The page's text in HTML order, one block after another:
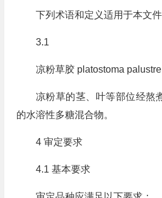
下列术语和定义适用于本文件
3.1
凉粉草胶 platostoma
凉粉草的茎、叶等部位经熬
的水溶性多糖混合物。
4 审定要求
4.1 基本要求